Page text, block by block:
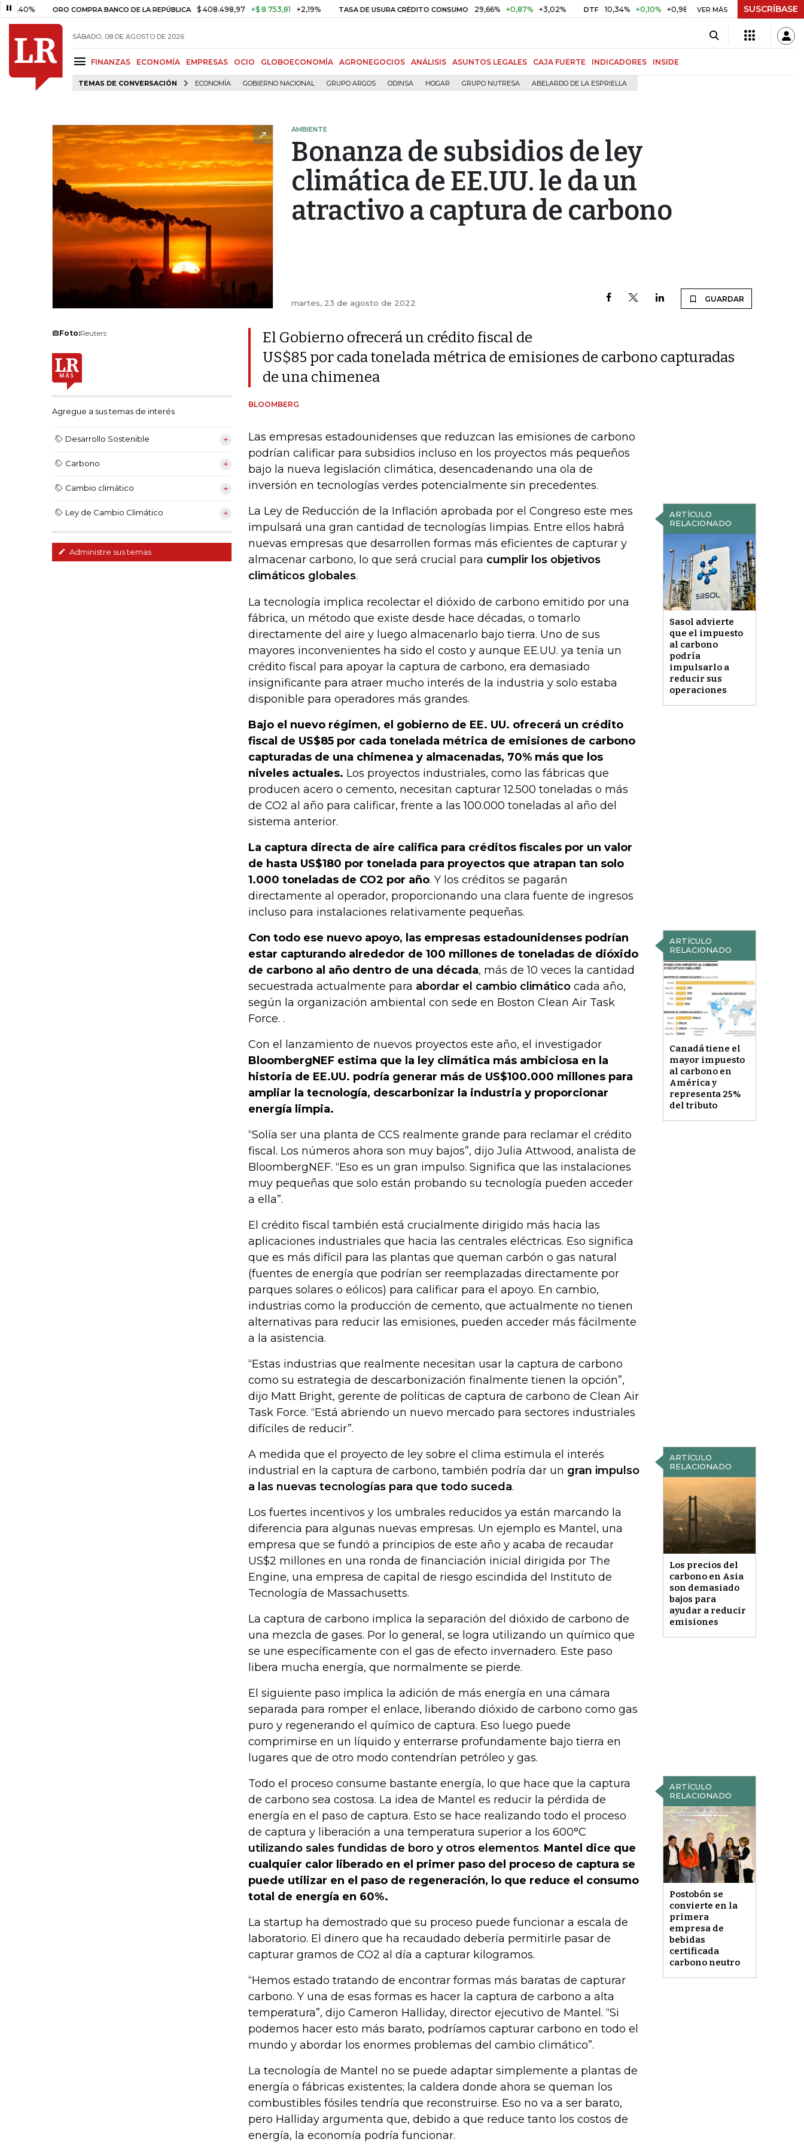
ORO COMPRA BANCO DE LA REPÚBLICA $ 408.498,97 +$ 8.753,81 +2,19% TASA DE USURA CRÉDITO CONSUMO 29,66% +0,87% +3,02% DTF 10,34% +0,10% +0,98% UVR $ 417,01 +$ 0,05 +0,01%
VER MÁS SUSCRÍBASE
SÁBADO, 08 DE AGOSTO DE 2026
FINANZAS ECONOMÍA EMPRESAS OCIO GLOBOECONOMÍA AGRONEGOCIOS ANÁLISIS ASUNTOS LEGALES CAJA FUERTE INDICADORES INSIDE
TEMAS DE CONVERSACIÓN ECONOMÍA GOBIERNO NACIONAL GRUPO ARGOS ODINSA HOGAR GRUPO NUTRESA ABELARDO DE LA ESPRIELLA
AMBIENTE
Bonanza de subsidios de ley
climática de EE.UU. le da un
atractivo a captura de carbono
martes, 23 de agosto de 2022 GUARDAR
Foto:Reuters
Agregue a sus temas de interés
Desarrollo Sostenible
Carbono
Cambio climático
Ley de Cambio Climático
Administre sus temas
El Gobierno ofrecerá un crédito fiscal de
US$85 por cada tonelada métrica de emisiones de carbono capturadas
de una chimenea
BLOOMBERG
Las empresas estadounidenses que reduzcan las emisiones de carbono
podrían calificar para subsidios incluso en los proyectos más pequeños
bajo la nueva legislación climática, desencadenando una ola de
inversión en tecnologías verdes potencialmente sin precedentes.
ARTÍCULO
RELACIONADO
Sasol advierte
que el impuesto
al carbono
podría
impulsarlo a
reducir sus
operaciones
La Ley de Reducción de la Inflación aprobada por el Congreso este mes
impulsará una gran cantidad de tecnologías limpias. Entre ellos habrá
nuevas empresas que desarrollen formas más eficientes de capturar y
almacenar carbono, lo que será crucial para cumplir los objetivos
climáticos globales.
La tecnología implica recolectar el dióxido de carbono emitido por una
fábrica, un método que existe desde hace décadas, o tomarlo
directamente del aire y luego almacenarlo bajo tierra. Uno de sus
mayores inconvenientes ha sido el costo y aunque EE.UU. ya tenía un
crédito fiscal para apoyar la captura de carbono, era demasiado
insignificante para atraer mucho interés de la industria y solo estaba
disponible para operadores más grandes.
Bajo el nuevo régimen, el gobierno de EE. UU. ofrecerá un crédito
fiscal de US$85 por cada tonelada métrica de emisiones de carbono
capturadas de una chimenea y almacenadas, 70% más que los
niveles actuales. Los proyectos industriales, como las fábricas que
producen acero o cemento, necesitan capturar 12.500 toneladas o más
de CO2 al año para calificar, frente a las 100.000 toneladas al año del
sistema anterior.
La captura directa de aire califica para créditos fiscales por un valor
de hasta US$180 por tonelada para proyectos que atrapan tan solo
1.000 toneladas de CO2 por año. Y los créditos se pagarán
directamente al operador, proporcionando una clara fuente de ingresos
incluso para instalaciones relativamente pequeñas.
ARTÍCULO
RELACIONADO
Canadá tiene el
mayor impuesto
al carbono en
América y
representa 25%
del tributo
Con todo ese nuevo apoyo, las empresas estadounidenses podrían
estar capturando alrededor de 100 millones de toneladas de dióxido
de carbono al año dentro de una década, más de 10 veces la cantidad
secuestrada actualmente para abordar el cambio climático cada año,
según la organización ambiental con sede en Boston Clean Air Task
Force. .
Con el lanzamiento de nuevos proyectos este año, el investigador
BloombergNEF estima que la ley climática más ambiciosa en la
historia de EE.UU. podría generar más de US$100.000 millones para
ampliar la tecnología, descarbonizar la industria y proporcionar
energía limpia.
“Solía ​​ser una planta de CCS realmente grande para reclamar el crédito
fiscal. Los números ahora son muy bajos”, dijo Julia Attwood, analista de
BloombergNEF. “Eso es un gran impulso. Significa que las instalaciones
muy pequeñas que solo están probando su tecnología pueden acceder
a ella”.
El crédito fiscal también está crucialmente dirigido más hacia las
aplicaciones industriales que hacia las centrales eléctricas. Eso significa
que es más difícil para las plantas que queman carbón o gas natural
(fuentes de energía que podrían ser reemplazadas directamente por
parques solares o eólicos) para calificar para el apoyo. En cambio,
industrias como la producción de cemento, que actualmente no tienen
alternativas para reducir las emisiones, pueden acceder más fácilmente
a la asistencia.
“Estas industrias que realmente necesitan usar la captura de carbono
como su estrategia de descarbonización finalmente tienen la opción”,
dijo Matt Bright, gerente de políticas de captura de carbono de Clean Air
Task Force. “Está abriendo un nuevo mercado para sectores industriales
difíciles de reducir”.
ARTÍCULO
RELACIONADO
Los precios del
carbono en Asia
son demasiado
bajos para
ayudar a reducir
emisiones
A medida que el proyecto de ley sobre el clima estimula el interés
industrial en la captura de carbono, también podría dar un gran impulso
a las nuevas tecnologías para que todo suceda.
Los fuertes incentivos y los umbrales reducidos ya están marcando la
diferencia para algunas nuevas empresas. Un ejemplo es Mantel, una
empresa que se fundó a principios de este año y acaba de recaudar
US$2 millones en una ronda de financiación inicial dirigida por The
Engine, una empresa de capital de riesgo escindida del Instituto de
Tecnología de Massachusetts.
La captura de carbono implica la separación del dióxido de carbono de
una mezcla de gases. Por lo general, se logra utilizando un químico que
se une específicamente con el gas de efecto invernadero. Este paso
libera mucha energía, que normalmente se pierde.
El siguiente paso implica la adición de más energía en una cámara
separada para romper el enlace, liberando dióxido de carbono como gas
puro y regenerando el químico de captura. Eso luego puede
comprimirse en un líquido y enterrarse profundamente bajo tierra en
lugares que de otro modo contendrían petróleo y gas.
ARTÍCULO
RELACIONADO
Postobón se
convierte en la
primera
empresa de
bebidas
certificada
carbono neutro
Todo el proceso consume bastante energía, lo que hace que la captura
de carbono sea costosa. La idea de Mantel es reducir la pérdida de
energía en el paso de captura. Esto se hace realizando todo el proceso
de captura y liberación a una temperatura superior a los 600°C
utilizando sales fundidas de boro y otros elementos. Mantel dice que
cualquier calor liberado en el primer paso del proceso de captura se
puede utilizar en el paso de regeneración, lo que reduce el consumo
total de energía en 60%.
La startup ha demostrado que su proceso puede funcionar a escala de
laboratorio. El dinero que ha recaudado debería permitirle pasar de
capturar gramos de CO2 al día a capturar kilogramos.
“Hemos estado tratando de encontrar formas más baratas de capturar
carbono. Y una de esas formas es hacer la captura de carbono a alta
temperatura”, dijo Cameron Halliday, director ejecutivo de Mantel. “Si
podemos hacer esto más barato, podríamos capturar carbono en todo el
mundo y abordar los enormes problemas del cambio climático”.
La tecnología de Mantel no se puede adaptar simplemente a plantas de
energía o fábricas existentes; la caldera donde ahora se queman los
combustibles fósiles tendría que reconstruirse. Eso no va a ser barato,
pero Halliday argumenta que, debido a que reduce tanto los costos de
energía, la economía podría funcionar.